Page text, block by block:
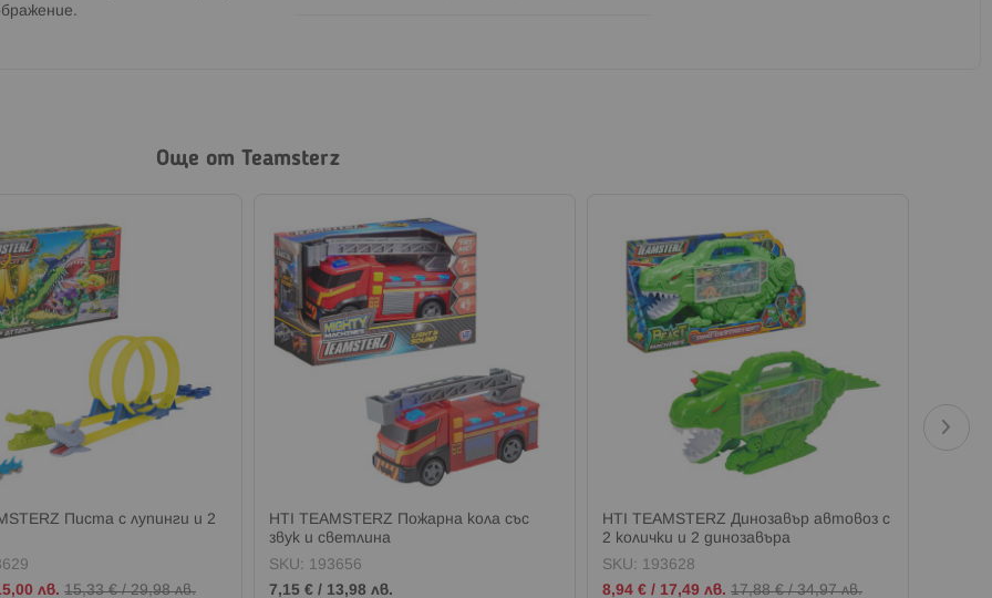
Още от Teamsterz
Писта с лупинги и 2
лв. 15,33 €/29,98 лв.
HTI TEAMSTERZ Пожарна кола със
звук и светлина
SKU: 193656
7,15 € / 13,98 лв.
HTI TEAMSTERZ Динозавър автовоз с
2 колички и 2 динозавъра
SKU: 193628
Промо
8,94 € / 17,49 лв. 17,88 €/34,97 лв.